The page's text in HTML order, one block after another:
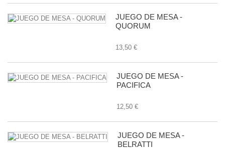
JUEGO DE MESA -
QUORUM
13,50 €
JUEGO DE MESA -
PACIFICA
12,50 €
JUEGO DE MESA -
BELRATTI